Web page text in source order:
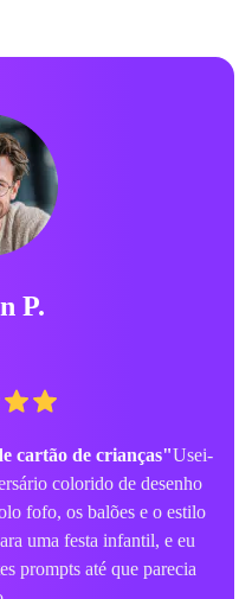
P.
cartão de crianças"Usei-
colorido de desenho
fofo, os balões e o estilo
uma festa infantil, e eu
prompts até que parecia